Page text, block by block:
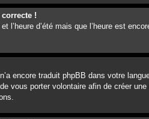
!
l’heure d’été mais que l’heure est
encore traduit phpBB dans votre
vous porter volontaire afin de créer